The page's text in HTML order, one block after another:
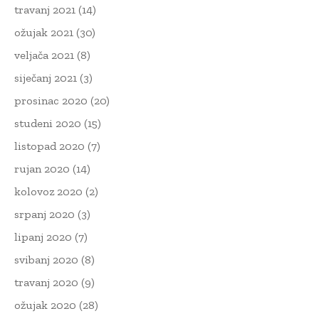
travanj 2021 (14)
ožujak 2021 (30)
veljača 2021 (8)
siječanj 2021 (3)
prosinac 2020 (20)
studeni 2020 (15)
listopad 2020 (7)
rujan 2020 (14)
kolovoz 2020 (2)
srpanj 2020 (3)
lipanj 2020 (7)
svibanj 2020 (8)
travanj 2020 (9)
ožujak 2020 (28)